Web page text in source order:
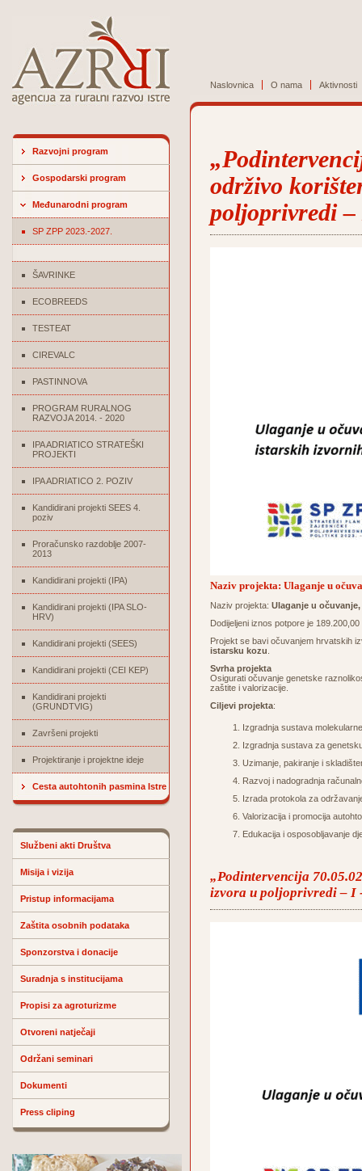
Naslovnica O nama Aktivnosti
Razvojni program
Gospodarski program
Međunarodni program
SP ZPP 2023.-2027.
ŠAVRINKE
ECOBREEDS
TESTEAT
CIREVALC
PASTINNOVA
PROGRAM RURALNOG
RAZVOJA 2014. - 2020
IPA ADRIATICO STRATEŠKI
PROJEKTI
IPA ADRIATICO 2. POZIV
Kandidirani projekti SEES 4.
poziv
Proračunsko razdoblje 2007-
2013
Kandidirani projekti (IPA)
Kandidirani projekti (IPA SLO-
HRV)
Kandidirani projekti (SEES)
Kandidirani projekti (CEI KEP)
Kandidirani projekti
(GRUNDTVIG)
Završeni projekti
Projektiranje i projektne ideje
Cesta autohtonih pasmina Istre
Službeni akti Društva
Misija i vizija
Pristup informacijama
Zaštita osobnih podataka
Sponzorstva i donacije
Suradnja s institucijama
Propisi za agroturizme
Otvoreni natječaji
Održani seminari
Dokumenti
Press cliping
održivo
poljoprivredi –
Naziv projekta: Ulaganje u
Naziv projekta: Ulaganje u
Dodijeljeni iznos potpore je 189.200,00
Projekt se bavi očuvanjem hrvatskih
istarsku kozu
Svrha projekta
Osigurati očuvanje genetske
zaštite i valorizacije.
Ciljevi projekta:
Izgradnja sustava
Izgradnja sustava za
Uzimanje, pakiranje i
Razvoj i nadogradnja
Izrada protokola za
Valorizacija i promocija
Edukacija i osposobljavanje
„Podintervencija
izvora u poljoprivredi – I